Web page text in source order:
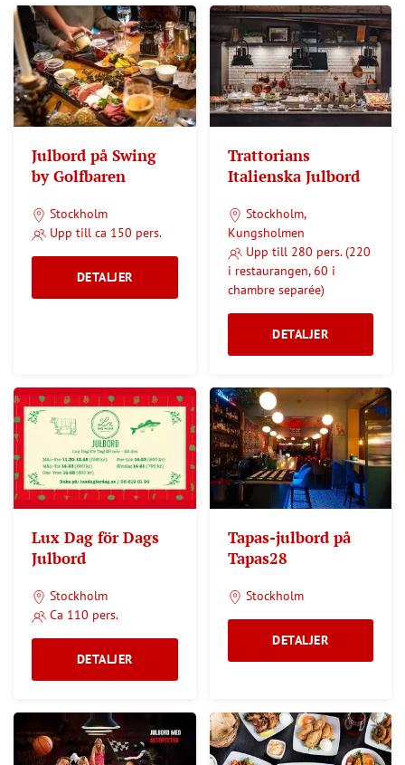
Julbord på Swing
by Golfbaren
Stockholm
Upp till ca 150 pers.
DETALJER
Trattorians
Italienska Julbord
Stockholm,
Kungsholmen
Upp till 280 pers. (220
i restaurangen, 60 i
chambre separée)
DETALJER
Lux Dag för Dags
Julbord
Stockholm
Ca 110 pers.
DETALJER
Tapas-julbord på
Tapas28
Stockholm
DETALJER